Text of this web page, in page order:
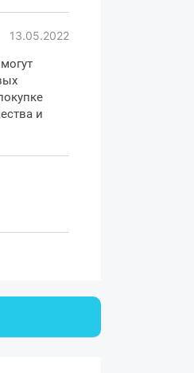
без
13.05.2022
и